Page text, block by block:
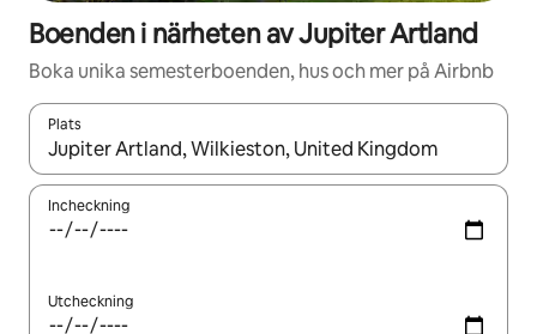
Boenden i närheten av Jupiter Artland
Boka unika semesterboenden, hus och mer på Airbnb
Plats
När resultaten är tillgängliga kan du navigera med upp- och
Incheckning
Utcheckning